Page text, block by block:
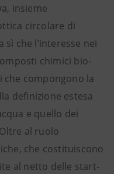
insieme
circolare di
che l’interesse nei
chimici bio-
che compongono la
definizione estesa
e quello dei
al ruolo
che costituiscono
al netto delle start-